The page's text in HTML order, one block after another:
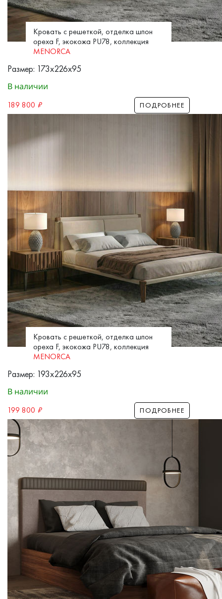
Кровать с решеткой, отделка шпон
ореха F, экокожа PU78, коллекция
MENORCA
Размер: 173x226x95
В наличии
189 800 ₽ ПОДРОБНЕЕ
Кровать с решеткой, отделка шпон
ореха F, экокожа PU78, коллекция
MENORCA
Размер: 193x226x95
В наличии
199 800 ₽ ПОДРОБНЕЕ